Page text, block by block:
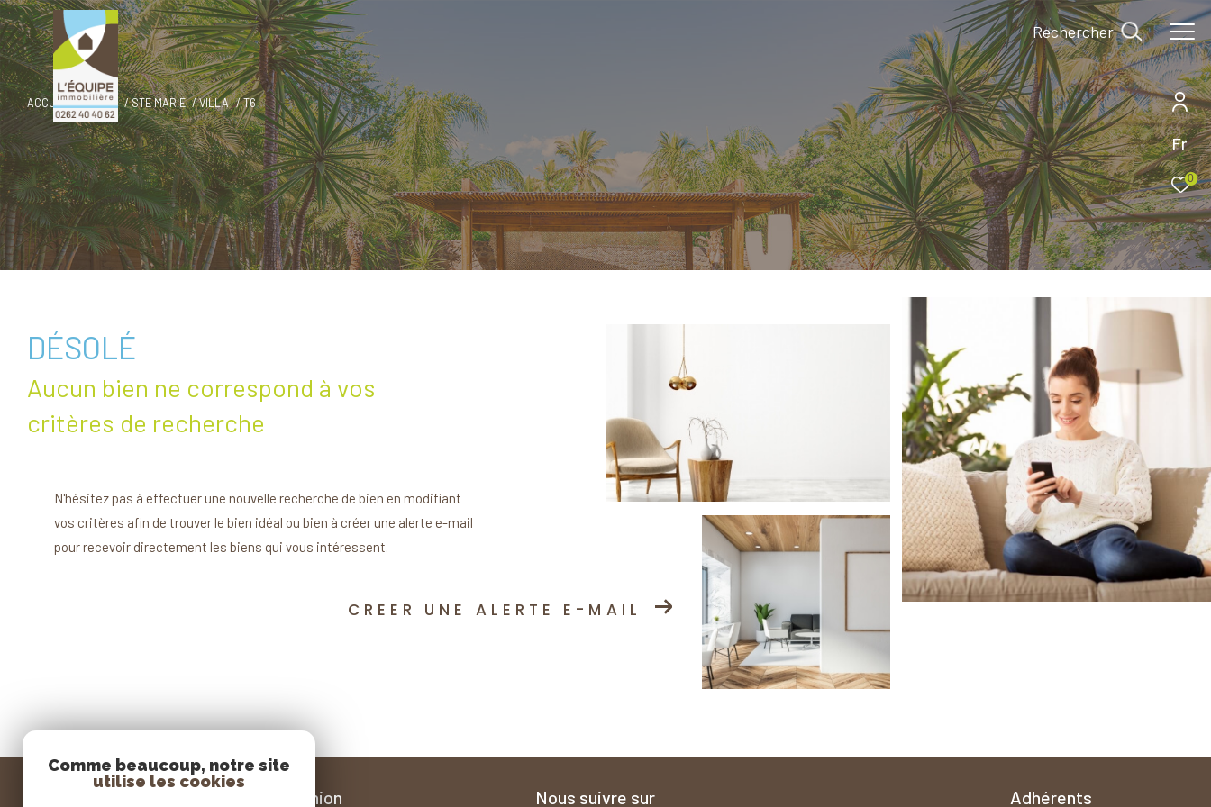
Fr
0
Rechercher
ACCUEIL VENTE STE MARIE VILLA T6
DÉSOLÉ
Aucun bien ne correspond à vos
critères de recherche
N'hésitez pas à effectuer une nouvelle recherche de bien en modifiant
vos critères afin de trouver le bien idéal ou bien à créer une alerte e-mail
pour recevoir directement les biens qui vous intéressent.
CREER UNE ALERTE E-MAIL
l'équipe immobilière réunion Nous suivre sur Adhérents
Comme beaucoup, notre site
utilise les cookies